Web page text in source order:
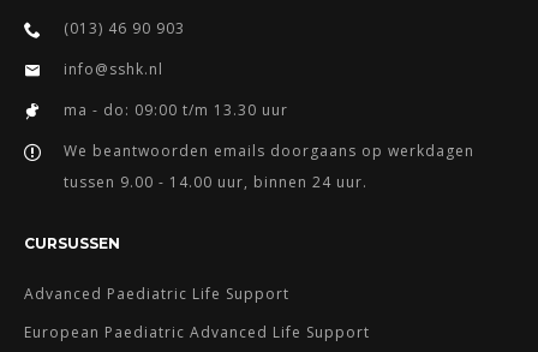
(013) 46 90 903
info@sshk.nl
ma - do: 09:00 t/m 13.30 uur
We beantwoorden emails doorgaans op werkdagen
tussen 9.00 - 14.00 uur, binnen 24 uur.
CURSUSSEN
Advanced Paediatric Life Support
European Paediatric Advanced Life Support